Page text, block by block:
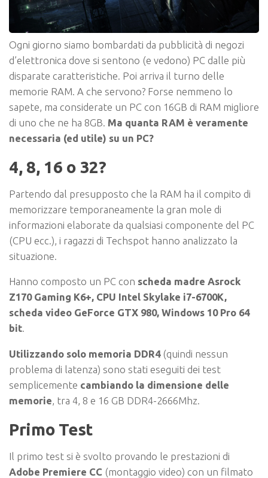
Ogni giorno siamo bombardati da pubblicità di negozi
d’elettronica dove si sentono (e vedono) PC dalle più
disparate caratteristiche. Poi arriva il turno delle
memorie RAM. A che servono? Forse nemmeno lo
sapete, ma considerate un PC con 16GB di RAM migliore
di uno che ne ha 8GB. Ma quanta RAM è veramente
necessaria (ed utile) su un PC?
4, 8, 16 o 32?
Partendo dal presupposto che la RAM ha il compito di
memorizzare temporaneamente la gran mole di
informazioni elaborate da qualsiasi componente del PC
(CPU ecc.), i ragazzi di Techspot hanno analizzato la
situazione.
Hanno composto un PC con scheda madre Asrock
Z170 Gaming K6+, CPU Intel Skylake i7-6700K,
scheda video GeForce GTX 980, Windows 10 Pro 64
bit.
Utilizzando solo memoria DDR4(quindi nessun
problema di latenza) sono stati eseguiti dei test
semplicemente cambiando la dimensione delle
memorie, tra 4, 8 e 16 GB DDR4-2666Mhz.
Primo Test
Il primo test si è svolto provando le prestazioni di
Adobe Premiere CC (montaggio video) con un filmato